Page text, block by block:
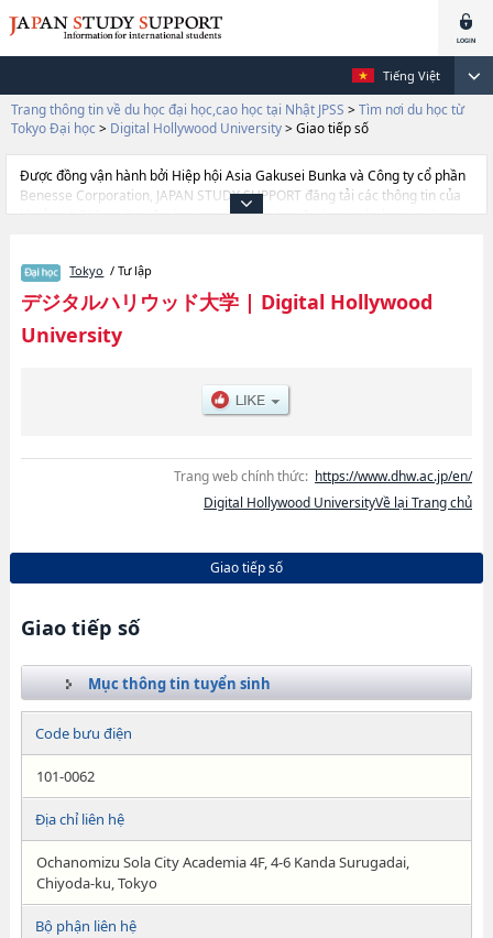
Tiếng Việt
Trang thông tin về du học đại học,cao học tại Nhật JPSS > Tìm nơi du học từ
Tokyo Đại học > Digital Hollywood University> Giao tiếp số
Được đồng vận hành bởi Hiệp hội Asia Gakusei Bunka và Công ty cổ phần
Benesse Corporation, JAPAN STUDY SUPPORT đăng tải các thông tin của
khoảng 1.300 trường đại học, cao học, trường đại học ngắn hạn, trường
thông tin cần thiết dành cho du học sinh, như là về các Ngành Giao tiếp số,
thông tin về từng ngành học, thông tin liên quan đến thi tuyển như số
lượng tuyển sinh, số lượng trúng tuyển, cở sở trang thiết bị, hướng dẫn địa
điểm v.v...
Tokyo / Tư lập
デジタルハリウッド大学| Digital Hollywood
University
Trang web chính thức: https://www.dhw.ac.jp/en/
Digital Hollywood UniversityVề lại Trang chủ
Giao tiếp số
Giao tiếp số
Mục thông tin tuyển sinh
Code bưu điện
101-0062
Địa chỉ liên hệ
Ochanomizu Sola City Academia 4F, 4-6 Kanda Surugadai,
Chiyoda-ku, Tokyo
Bộ phận liên hệ